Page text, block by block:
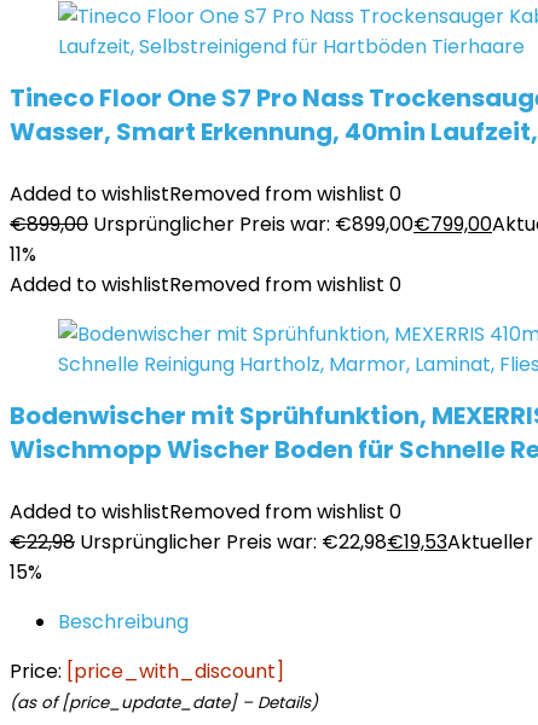
Tineco Floor One S7 Pro Nass
Wasser, Smart Erkennung, 40min
Added to wishlistRemoved from wishlist 0
€899,00 Ursprünglicher Preis war: €899,00€799,00
11%
Added to wishlistRemoved from wishlist 0
Bodenwischer mit Sprühfunktion,
Wischmopp Wischer Boden für Schnelle
Added to wishlistRemoved from wishlist 0
€22,98 Ursprünglicher Preis war: €22,98€19,53Aktueller
15%
Beschreibung
Price: [price_with_discount]
(as of [price_update_date] – Details)